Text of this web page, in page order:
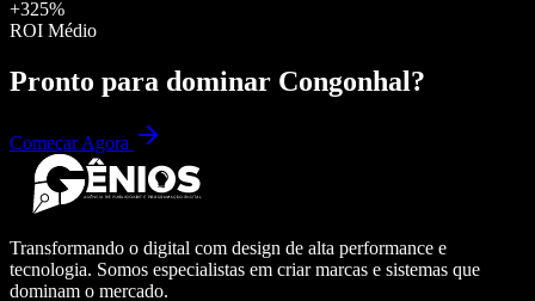
+325%
ROI Médio
Pronto para dominar Congonhal?
Começar Agora
Transformando o digital com design de alta performance e
tecnologia. Somos especialistas em criar marcas e sistemas que
dominam o mercado.